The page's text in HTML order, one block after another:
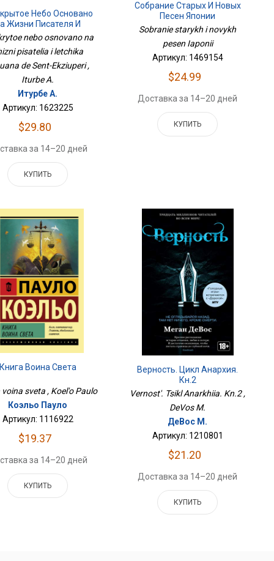
Небо Основано
Жизни Писателя И
Антуана Де Сент-
nebo osnovano na
pisatelia i letchika
de Sent-Ekziuperi ,
Iturbe A.
Итурбе А.
Артикул: 1623225
$29.80
за 14–20 дней
КУПИТЬ
Собрание Старых И Новых
Песен Японии
Sobranie starykh i novykh
pesen Iaponii
Артикул: 1469154
$24.99
Доставка за 14–20 дней
КУПИТЬ
Книга Воина Света
voina sveta , Koel'o Paulo
Коэльо Пауло
Артикул: 1116922
$19.37
за 14–20 дней
КУПИТЬ
Верность. Цикл Анархия.
Кн.2
Vernost'. Tsikl Anarkhiia. Kn.2 ,
DeVos M.
ДеВос М.
Артикул: 1210801
$21.20
Доставка за 14–20 дней
КУПИТЬ